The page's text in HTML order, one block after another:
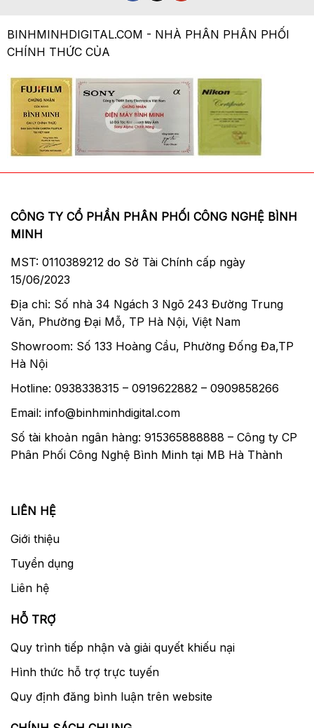
BINHMINHDIGITAL.COM - NHÀ PHÂN PHÂN PHỐI
CHÍNH THỨC CỦA
CÔNG TY CỔ PHẦN PHÂN PHỐI CÔNG NGHỆ BÌNH
MINH
MST: 0110389212 do Sở Tài Chính cấp ngày
15/06/2023
Địa chỉ: Số nhà 34 Ngách 3 Ngõ 243 Đường Trung
Văn, Phường Đại Mỗ, TP Hà Nội, Việt Nam
Showroom: Số 133 Hoàng Cầu, Phường Đống Đa,TP
Hà Nội
Hotline: 0938338315 – 0919622882 – 0909858266
Email: info@binhminhdigital.com
Số tài khoản ngân hàng: 915365888888 – Công ty CP
Phân Phối Công Nghệ Bình Minh tại MB Hà Thành
LIÊN HỆ
Giới thiệu
Tuyển dụng
Liên hệ
HỖ TRỢ
Quy trình tiếp nhận và giải quyết khiếu nại
Hình thức hỗ trợ trực tuyến
Quy định đăng bình luận trên website